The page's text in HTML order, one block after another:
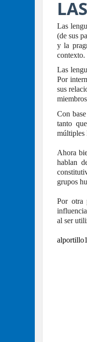
Las
(de sus
y la
contexto.
Las
Por
sus
Con
tanto
múltiples
Ahora
hablan
grupos
Por otra
al ser